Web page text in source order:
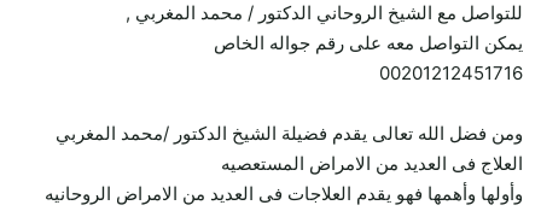
للتواصل مع الشيخ الروحاني الدكتور / محمد المغربي ,
يمكن التواصل معه على رقم جواله الخاص
00201212451716
ومن فضل الله تعالى يقدم فضيلة الشيخ الدكتور /محمد المغربي
العلاج فى العديد من الامراض المستعصيه
وأولها وأهمها فهو يقدم العلاجات فى العديد من الامراض الروحانيه